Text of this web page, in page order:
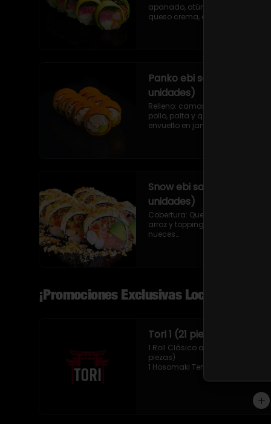
apanado, atún, ciboulette y
queso crema, envuelto en palta
Panko ebi serrano (9
unidades)
Relleno: camarón ecuatoriano,
pollo, palta y queso crema,
envuelto en jamón serrano frito
Snow ebi sake (9
unidades)
Cobertura: Queso crema sin
arroz y topping de almendras y
nueces
¡Promociones Exclusivas Local!
Tori 1 (21 piezas)
1 Roll Clásico a elección (9
piezas)
1 Hosomaki Tempura (10 piezas)
1 Mix Nigiris (2 unidades)